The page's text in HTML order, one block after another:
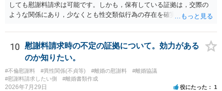
しても慰謝料請求は可能です。しかも，保有している証拠は，交際の
ような関係にあり，少なくとも性交類似行為の存在を確実に証明でき
ことを窺わせるものです。）。ですから，慰謝料請求を進めることで
よいと思います。 ただ．慰謝料額については，婚姻破綻に至っていな
いとして，この点を考慮されることになるかもしれません。 ②夫との
今後のことを考えて書いてもらうか否かを検討するのがよいと思いま
す。今ある証拠以上のことを証明（証明力を強めることも含む）でき
るのであれば，前向きに検討を進めるという考え方でもよいでしょ
10
慰謝料請求時の不定の証拠について。効力がある
のか知りたい。
#不倫慰謝料 #異性関係(不貞等) #離婚の慰謝料
#離婚協議
#慰謝料請求したい側
#離婚書類作成
2026年7月29日 役にたった 1